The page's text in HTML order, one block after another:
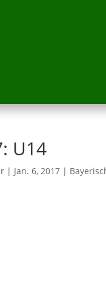
U14
| Jan. 6, 2017 |